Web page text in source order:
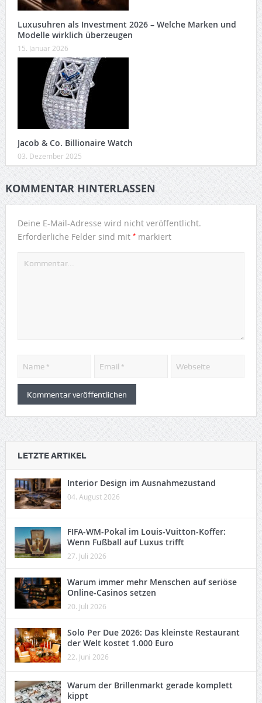
Luxusuhren als Investment 2026 – Welche Marken und
Modelle wirklich überzeugen
15. Januar 2026
Jacob & Co. Billionaire Watch
03. Dezember 2025
KOMMENTAR HINTERLASSEN
Deine E-Mail-Adresse wird nicht veröffentlicht.
Erforderliche Felder sind mit *markiert
LETZTE ARTIKEL
Interior Design im Ausnahmezustand
04. August 2026
FIFA-WM-Pokal im Louis-Vuitton-Koffer:
Wenn Fußball auf Luxus trifft
27. Juli 2026
Warum immer mehr Menschen auf seriöse
Online-Casinos setzen
20. Juli 2026
Solo Per Due 2026: Das kleinste Restaurant
der Welt kostet 1.000 Euro
22. Juni 2026
Warum der Brillenmarkt gerade komplett
kippt